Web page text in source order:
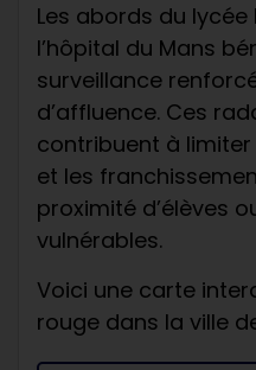
Les abords du
l’hôpital du Mans
surveillance
d’affluence. Ces
contribuent à
et les
proximité d’élèves
vulnérables.
Voici une carte
rouge dans la ville